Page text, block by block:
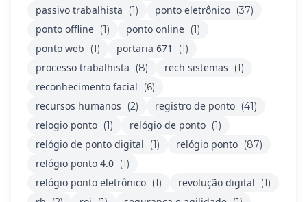
passivo trabalhista (1) ponto eletrônico (37)
ponto offline (1) ponto online (1)
ponto web (1) portaria 671 (1)
processo trabalhista (8) rech sistemas (1)
reconhecimento facial (6)
recursos humanos (2) registro de ponto (41)
relogio ponto (1) relógio de ponto (1)
relógio de ponto digital (1) relógio ponto (87)
relógio ponto 4.0 (1)
relógio ponto eletrônico (1) revolução digital (1)